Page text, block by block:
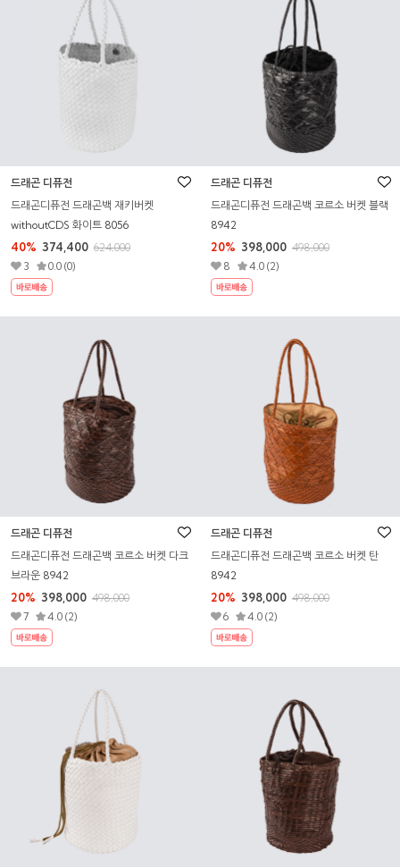
드래곤 디퓨전
드래곤디퓨전 드래곤백 재키버켓
withoutCDS 화이트 8056
40% 374,400 624,000
3
0.0 (0)
드래곤 디퓨전
드래곤디퓨전 드래곤백 코르소 버켓 블랙
8942
20% 398,000 498,000
8
4.0 (2)
드래곤 디퓨전
드래곤디퓨전 드래곤백 코르소 버켓 다크
브라운 8942
20% 398,000 498,000
7
4.0 (2)
드래곤 디퓨전
드래곤디퓨전 드래곤백 코르소 버켓 탄
8942
20% 398,000 498,000
6
4.0 (2)